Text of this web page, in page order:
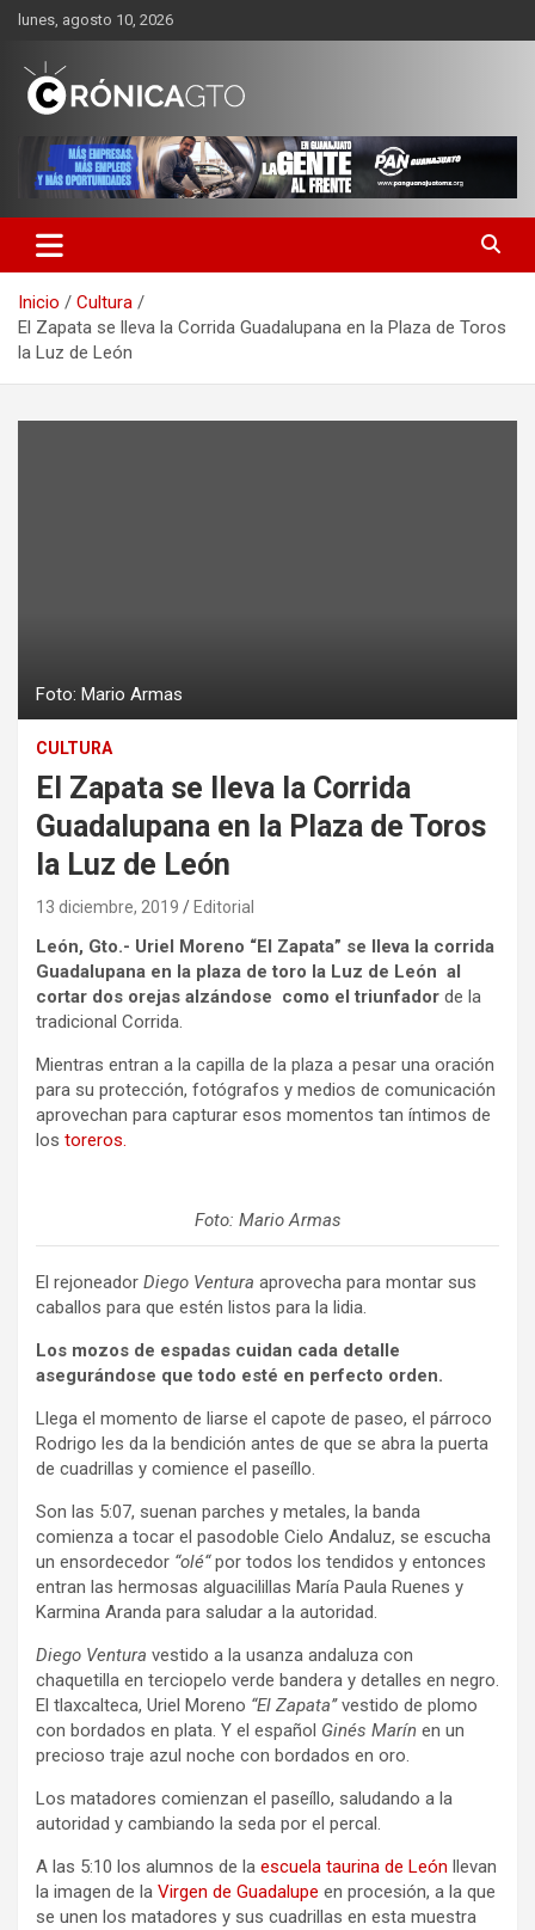
Saltar
contenido
lunes, agosto 10, 2026
CRONICA GUANAJUATO
Inicio
Cultura
El Zapata se lleva la Corrida Guadalupana en la Plaza de Toros
la Luz de León
Foto: Mario Armas
CULTURA
El Zapata se lleva la Corrida
Guadalupana en la Plaza de Toros
la Luz de León
13 diciembre, 2019 Editorial
León, Gto.- Uriel Moreno “El Zapata” se lleva la corrida
Guadalupana en la plaza de toro la Luz de León al
cortar dos orejas alzándose como el triunfador de la
tradicional Corrida.
Mientras entran a la capilla de la plaza a pesar una oración
para su protección, fotógrafos y medios de comunicación
aprovechan para capturar esos momentos tan íntimos de
los toreros.
Foto: Mario Armas
El rejoneador Diego Ventura aprovecha para montar sus
caballos para que estén listos para la lidia.
Los mozos de espadas cuidan cada detalle
asegurándose que todo esté en perfecto orden.
Llega el momento de liarse el capote de paseo, el párroco
Rodrigo les da la bendición antes de que se abra la puerta
de cuadrillas y comience el paseíllo.
Son las 5:07, suenan parches y metales, la banda
comienza a tocar el pasodoble Cielo Andaluz, se escucha
un ensordecedor “olé“por todos los tendidos y entonces
entran las hermosas alguacilillas María Paula Ruenes y
Karmina Aranda para saludar a la autoridad.
Diego Ventura vestido a la usanza andaluza con
chaquetilla en terciopelo verde bandera y detalles en negro.
El tlaxcalteca, Uriel Moreno “El Zapata’’vestido de plomo
con bordados en plata. Y el español Ginés Marín en un
precioso traje azul noche con bordados en oro.
Los matadores comienzan el paseíllo, saludando a la
autoridad y cambiando la seda por el percal.
A las 5:10 los alumnos de la escuela taurina de León llevan
la imagen de la Virgen de Guadalupe en procesión, a la que
se unen los matadores y sus cuadrillas en esta muestra